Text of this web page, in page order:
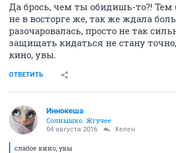
Да брось, чем ты обидишь-то?! Тем
не в восторге же, так же ждала
разочаровалась, просто не так
защищать кидаться не стану
кино, увы.
ОТВЕТИТЬ
Иннокеша
Солнышко. Жгучее
04 августа 2016 Хелен
слабое кино, увы